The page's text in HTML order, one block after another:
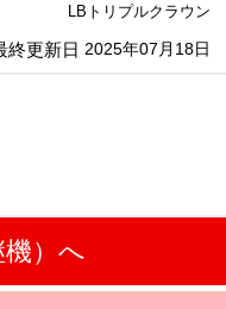
LBトリプルクラウン
終更新日 2025年07月18日
）へ